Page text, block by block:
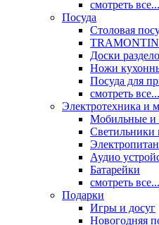
смотреть все...
Посуда
Столовая
Доски
Ножи
Посуда для
смотреть все...
Электротехника и
Мобильные и
Светильники
Аудио
Батарейки
смотреть все...
Подарки
Игры и досуг
Новогодняя